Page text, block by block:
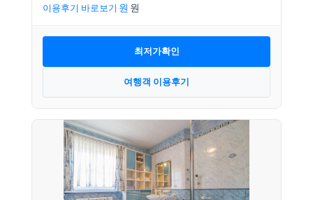
이용후기 바로보기
최저가확인
여행객 이용후기